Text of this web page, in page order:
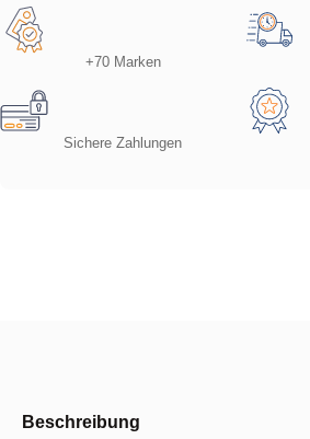
+70 Marken
Sichere Zahlungen
Beschreibung